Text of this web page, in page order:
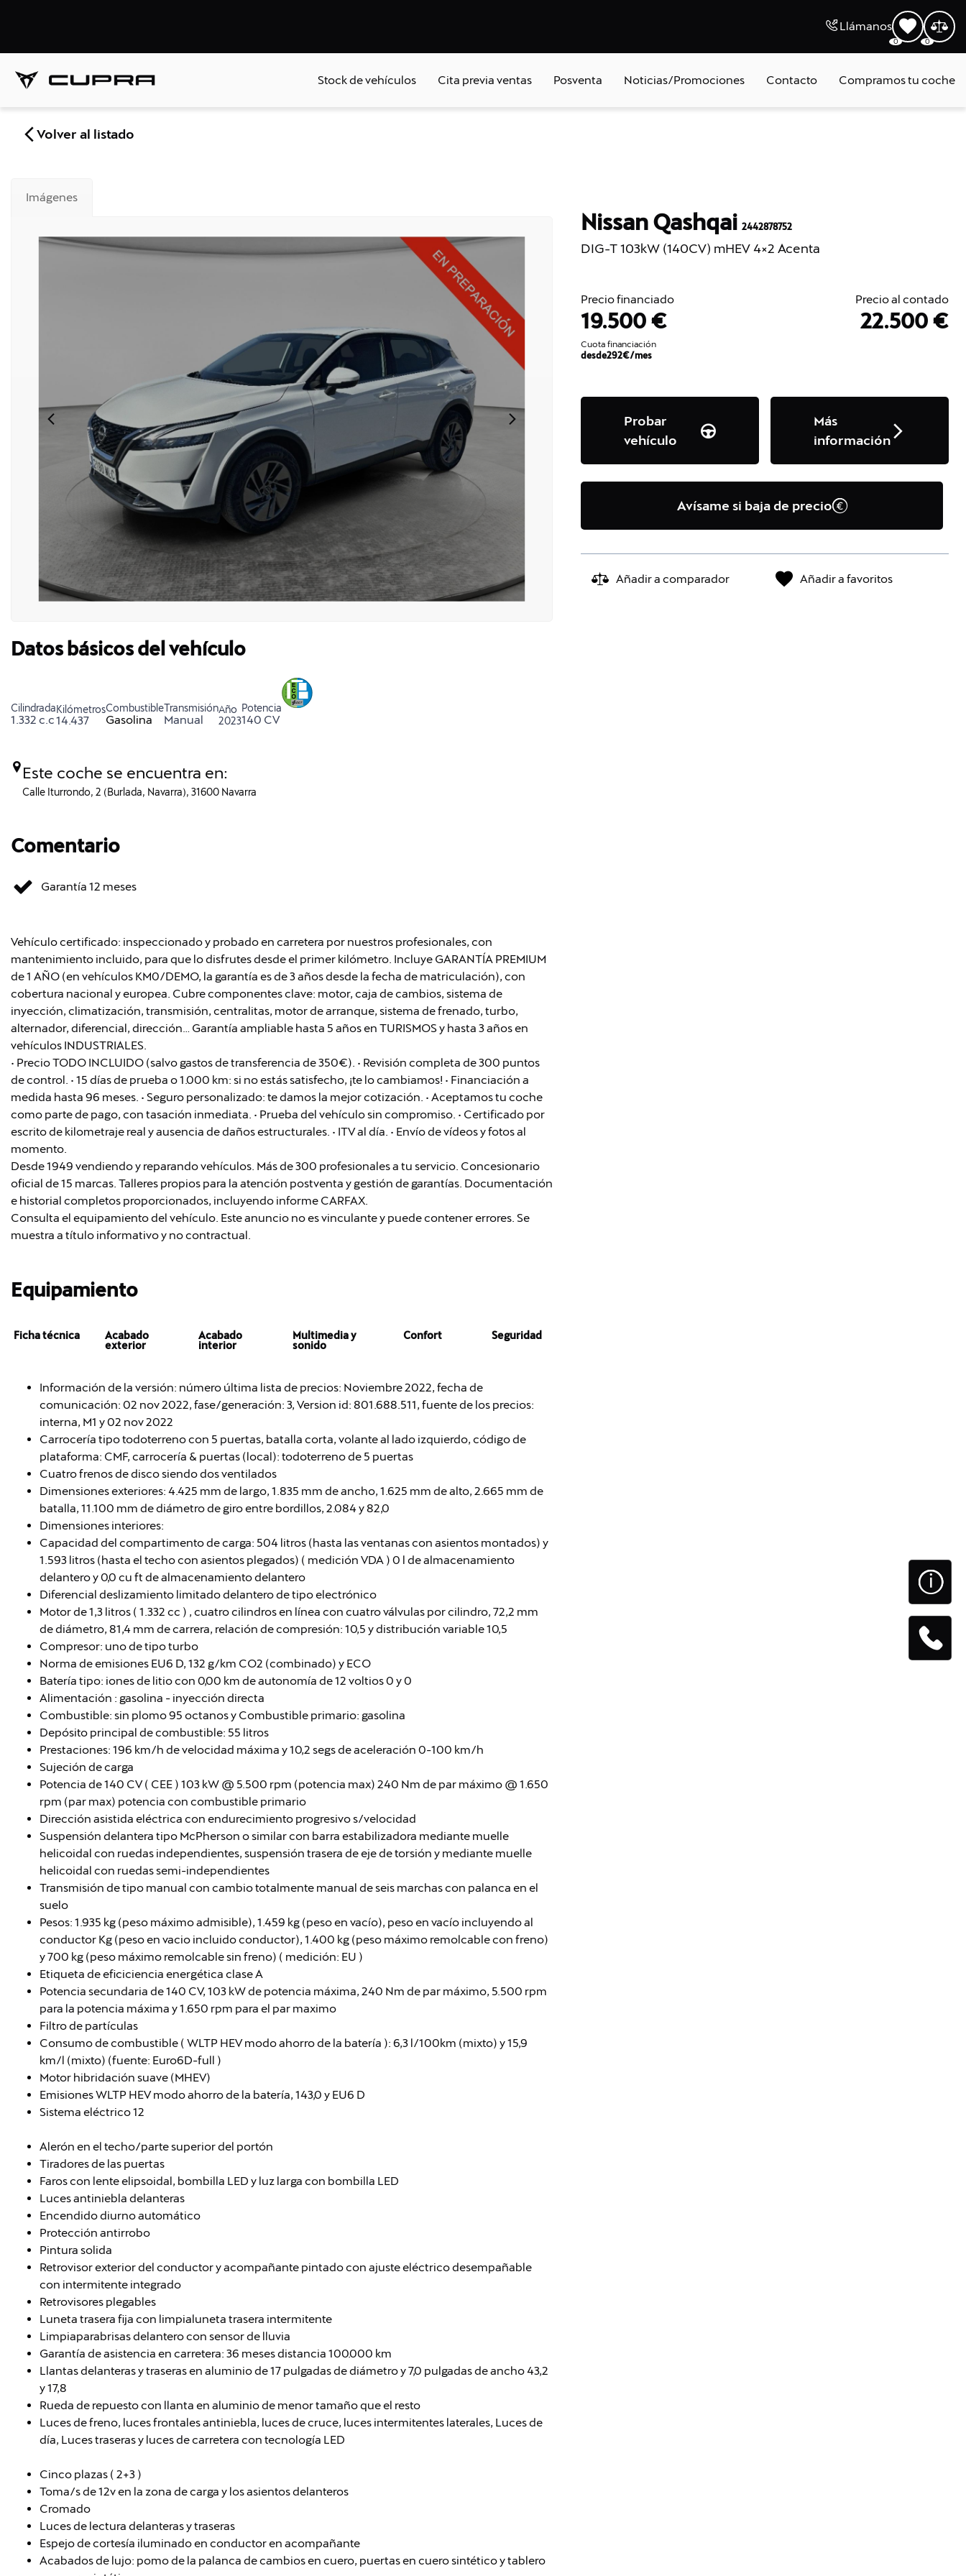
Llámanos
0 0
Stock de vehículos Cita previa ventas Posventa Noticias/Promociones Contacto Compramos tu coche
Volver al listado
Imágenes
Nissan Qashqai 2442878752
DIG-T 103kW (140CV) mHEV 4×2 Acenta
Precio financiado
19.500 €
Cuota financiación
desde292€/mes
Precio al contado
22.500 €
Probar
vehículo
Más
información
Avísame si baja de precio
Añadir a comparador Añadir a favoritos
Datos básicos del vehículo
Cilindrada
1.332 c.c
Kilómetros
14.437
Combustible
Gasolina
Transmisión
Manual
Año
2023
Potencia
140 CV
Este coche se encuentra en:
Calle Iturrondo, 2 (Burlada, Navarra), 31600 Navarra
Comentario
Garantía 12 meses
Vehículo certificado: inspeccionado y probado en carretera por nuestros profesionales, con
mantenimiento incluido, para que lo disfrutes desde el primer kilómetro. Incluye GARANTÍA PREMIUM
de 1 AÑO (en vehículos KM0/DEMO, la garantía es de 3 años desde la fecha de matriculación), con
cobertura nacional y europea. Cubre componentes clave: motor, caja de cambios, sistema de
inyección, climatización, transmisión, centralitas, motor de arranque, sistema de frenado, turbo,
alternador, diferencial, dirección… Garantía ampliable hasta 5 años en TURISMOS y hasta 3 años en
vehículos INDUSTRIALES.
• Precio TODO INCLUIDO (salvo gastos de transferencia de 350€). • Revisión completa de 300 puntos
de control. • 15 días de prueba o 1.000 km: si no estás satisfecho, ¡te lo cambiamos! • Financiación a
medida hasta 96 meses. • Seguro personalizado: te damos la mejor cotización. • Aceptamos tu coche
como parte de pago, con tasación inmediata. • Prueba del vehículo sin compromiso. • Certificado por
escrito de kilometraje real y ausencia de daños estructurales. • ITV al día. • Envío de vídeos y fotos al
momento.
Desde 1949 vendiendo y reparando vehículos. Más de 300 profesionales a tu servicio. Concesionario
oficial de 15 marcas. Talleres propios para la atención postventa y gestión de garantías. Documentación
e historial completos proporcionados, incluyendo informe CARFAX.
Consulta el equipamiento del vehículo. Este anuncio no es vinculante y puede contener errores. Se
muestra a título informativo y no contractual.
Equipamiento
Ficha técnica
Información de la versión: número última lista de precios: Noviembre 2022, fecha de
comunicación: 02 nov 2022, fase/generación: 3, Version id: 801.688.511, fuente de los precios:
interna, M1 y 02 nov 2022
Carrocería tipo todoterreno con 5 puertas, batalla corta, volante al lado izquierdo, código de
plataforma: CMF, carrocería & puertas (local): todoterreno de 5 puertas
Cuatro frenos de disco siendo dos ventilados
Dimensiones exteriores: 4.425 mm de largo, 1.835 mm de ancho, 1.625 mm de alto, 2.665 mm de
batalla, 11.100 mm de diámetro de giro entre bordillos, 2.084 y 82,0
Dimensiones interiores:
Capacidad del compartimento de carga: 504 litros (hasta las ventanas con asientos montados) y
1.593 litros (hasta el techo con asientos plegados) ( medición VDA ) 0 l de almacenamiento
delantero y 0,0 cu ft de almacenamiento delantero
Diferencial deslizamiento limitado delantero de tipo electrónico
Motor de 1,3 litros ( 1.332 cc ) , cuatro cilindros en línea con cuatro válvulas por cilindro, 72,2 mm
de diámetro, 81,4 mm de carrera, relación de compresión: 10,5 y distribución variable 10,5
Compresor: uno de tipo turbo
Norma de emisiones EU6 D, 132 g/km CO2 (combinado) y ECO
Batería tipo: iones de litio con 0,00 km de autonomía de 12 voltios 0 y 0
Alimentación : gasolina - inyección directa
Combustible: sin plomo 95 octanos y Combustible primario: gasolina
Depósito principal de combustible: 55 litros
Prestaciones: 196 km/h de velocidad máxima y 10,2 segs de aceleración 0-100 km/h
Sujeción de carga
Potencia de 140 CV ( CEE ) 103 kW @ 5.500 rpm (potencia max) 240 Nm de par máximo @ 1.650
rpm (par max) potencia con combustible primario
Dirección asistida eléctrica con endurecimiento progresivo s/velocidad
Suspensión delantera tipo McPherson o similar con barra estabilizadora mediante muelle
helicoidal con ruedas independientes, suspensión trasera de eje de torsión y mediante muelle
helicoidal con ruedas semi-independientes
Transmisión de tipo manual con cambio totalmente manual de seis marchas con palanca en el
suelo
Pesos: 1.935 kg (peso máximo admisible), 1.459 kg (peso en vacío), peso en vacío incluyendo al
conductor Kg (peso en vacio incluido conductor), 1.400 kg (peso máximo remolcable con freno)
y 700 kg (peso máximo remolcable sin freno) ( medición: EU )
Etiqueta de eficiciencia energética clase A
Potencia secundaria de 140 CV, 103 kW de potencia máxima, 240 Nm de par máximo, 5.500 rpm
para la potencia máxima y 1.650 rpm para el par maximo
Filtro de partículas
Consumo de combustible ( WLTP HEV modo ahorro de la batería ): 6,3 l/100km (mixto) y 15,9
km/l (mixto) (fuente: Euro6D-full )
Motor hibridación suave (MHEV)
Emisiones WLTP HEV modo ahorro de la batería, 143,0 y EU6 D
Sistema eléctrico 12
Acabado
exterior
Alerón en el techo/parte superior del portón
Tiradores de las puertas
Faros con lente elipsoidal, bombilla LED y luz larga con bombilla LED
Luces antiniebla delanteras
Encendido diurno automático
Protección antirrobo
Pintura solida
Retrovisor exterior del conductor y acompañante pintado con ajuste eléctrico desempañable
con intermitente integrado
Retrovisores plegables
Luneta trasera fija con limpialuneta trasera intermitente
Limpiaparabrisas delantero con sensor de lluvia
Garantía de asistencia en carretera: 36 meses distancia 100.000 km
Llantas delanteras y traseras en aluminio de 17 pulgadas de diámetro y 7,0 pulgadas de ancho 43,2
y 17,8
Rueda de repuesto con llanta en aluminio de menor tamaño que el resto
Luces de freno, luces frontales antiniebla, luces de cruce, luces intermitentes laterales, Luces de
día, Luces traseras y luces de carretera con tecnología LED
Acabado
interior
Cinco plazas ( 2+3 )
Toma/s de 12v en la zona de carga y los asientos delanteros
Cromado
Luces de lectura delanteras y traseras
Espejo de cortesía iluminado en conductor en acompañante
Acabados de lujo: pomo de la palanca de cambios en cuero, puertas en cuero sintético y tablero
Multimedia y
sonido
Confort Seguridad